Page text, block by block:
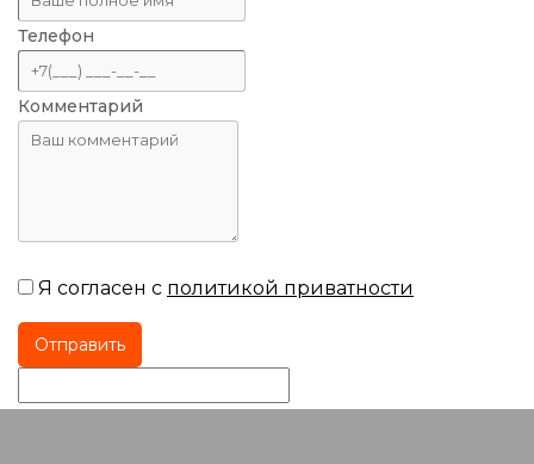
Телефон
Комментарий
Я согласен с политикой приватности
Отправить